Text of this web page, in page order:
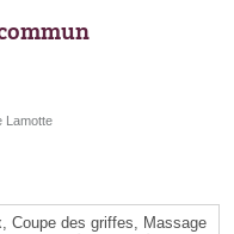
Lamotte
Coupe des griffes, Massage